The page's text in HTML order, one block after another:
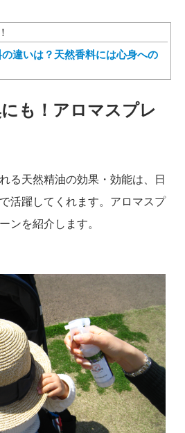
違いは？天然香料には心身への
も！アロマスプレ
る天然精油の効果・効能は、日
活躍してくれます。アロマスプ
ンを紹介します。